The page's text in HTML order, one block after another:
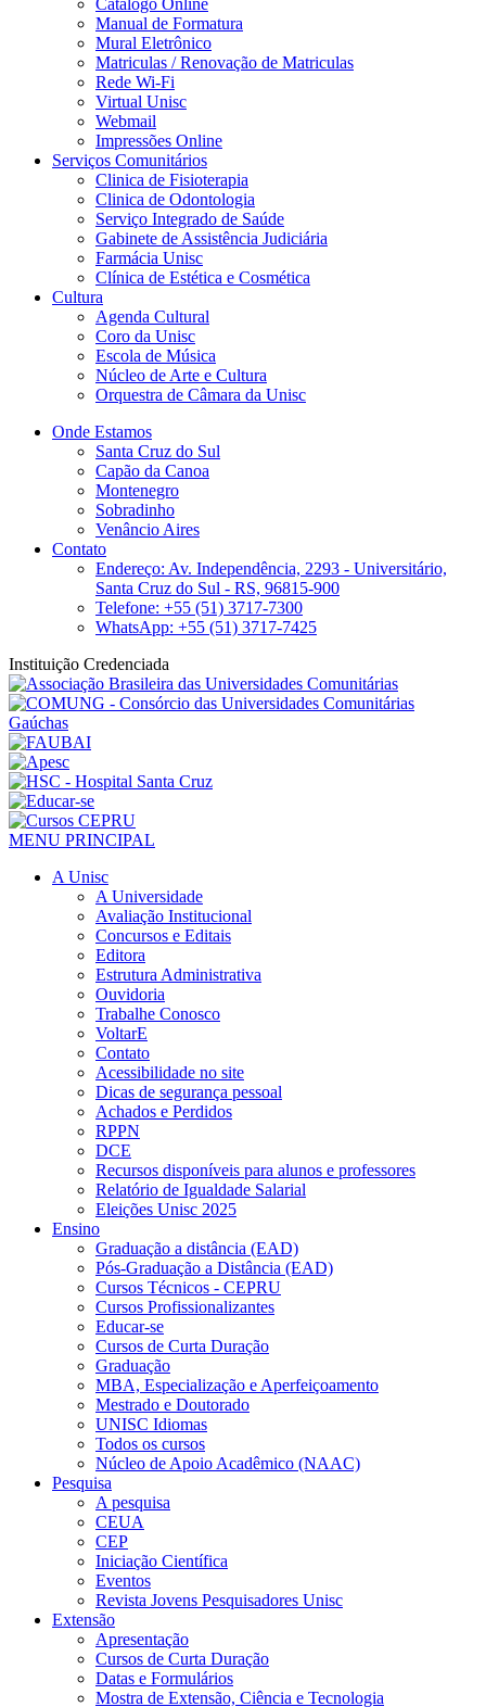
Catálogo Online
Manual de Formatura
Mural Eletrônico
Matriculas / Renovação de Matriculas
Rede Wi-Fi
Virtual Unisc
Webmail
Impressões Online
Serviços Comunitários
Clinica de Fisioterapia
Clinica de Odontologia
Serviço Integrado de Saúde
Gabinete de Assistência Judiciária
Farmácia Unisc
Clínica de Estética e Cosmética
Cultura
Agenda Cultural
Coro da Unisc
Escola de Música
Núcleo de Arte e Cultura
Orquestra de Câmara da Unisc
Onde Estamos
Santa Cruz do Sul
Capão da Canoa
Montenegro
Sobradinho
Venâncio Aires
Contato
Endereço: Av. Independência, 2293 - Universitário,
Santa Cruz do Sul - RS, 96815-900
Telefone: +55 (51) 3717-7300
WhatsApp: +55 (51) 3717-7425
Instituição Credenciada
MENU PRINCIPAL
A Unisc
A Universidade
Avaliação Institucional
Concursos e Editais
Editora
Estrutura Administrativa
Ouvidoria
Trabalhe Conosco
VoltarE
Contato
Acessibilidade no site
Dicas de segurança pessoal
Achados e Perdidos
RPPN
DCE
Recursos disponíveis para alunos e professores
Relatório de Igualdade Salarial
Eleições Unisc 2025
Ensino
Graduação a distância (EAD)
Pós-Graduação a Distância (EAD)
Cursos Técnicos - CEPRU
Cursos Profissionalizantes
Educar-se
Cursos de Curta Duração
Graduação
MBA, Especialização e Aperfeiçoamento
Mestrado e Doutorado
UNISC Idiomas
Todos os cursos
Núcleo de Apoio Acadêmico (NAAC)
Pesquisa
A pesquisa
CEUA
CEP
Iniciação Científica
Eventos
Revista Jovens Pesquisadores Unisc
Extensão
Apresentação
Cursos de Curta Duração
Datas e Formulários
Mostra de Extensão, Ciência e Tecnologia